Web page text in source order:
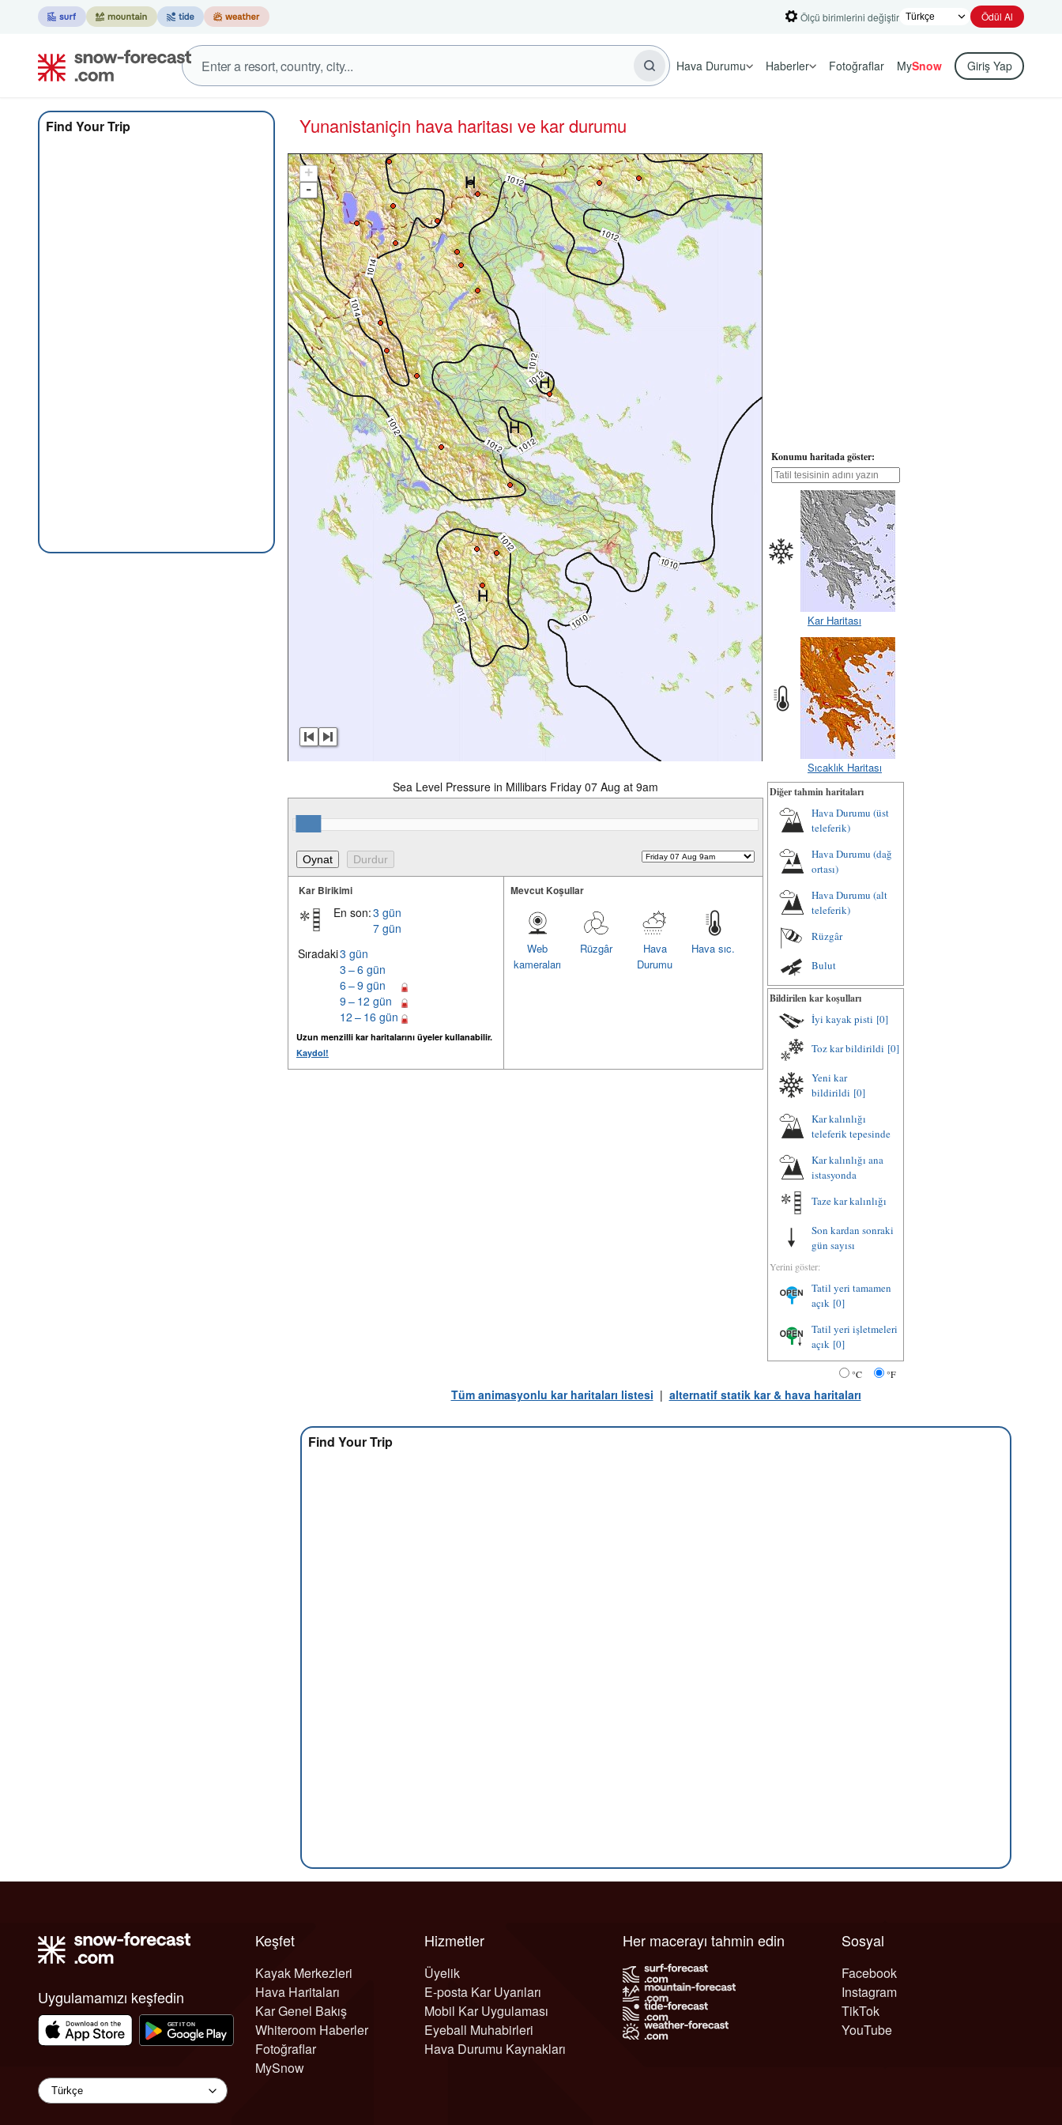
Ölçü birimlerini değiştir Ödül Al
Hava Durumu Haberler Fotoğraflar MySnow Giriş Yap
Find Your Trip Yunanistaniçin hava haritası ve kar durumu
+
-
Sea Level Pressure in Millibars Friday 07 Aug at 9am
Kar Birikimi
En son:3 gün
7 gün
Sıradaki3 gün
3 – 6 gün
6 – 9 gün
9 – 12 gün
12 – 16 gün
Uzun menzilli kar haritalarını üyeler kullanabilir.
Kaydol!
Mevcut Koşullar
Hava sıc.
Hava
Durumu
Rüzgâr
Web
kameraları
Konumu haritada göster:
Kar Haritası
Sıcaklık Haritası
Diğer tahmin haritaları
Hava Durumu (üst
teleferik)
Hava Durumu (dağ
ortası)
Hava Durumu (alt
teleferik)
Rüzgâr
Bulut
Bildirilen kar koşulları
İyi kayak pisti [0]
Toz kar bildirildi [0]
Yeni kar
bildirildi [0]
Kar kalınlığı
teleferik tepesinde
Kar kalınlığı ana
istasyonda
Taze kar kalınlığı
Son kardan sonraki
gün sayısı
Yerini göster:
Tatil yeri tamamen
açık [0]
Tatil yeri işletmeleri
açık [0]
°C °F
Tüm animasyonlu kar haritaları listesi | alternatif statik kar & hava haritaları
Find Your Trip
Uygulamamızı keşfedin
Keşfet
Kayak Merkezleri
Hava Haritaları
Kar Genel Bakış
Whiteroom Haberler
Fotoğraflar
MySnow
Hizmetler
Üyelik
E-posta Kar Uyarıları
Mobil Kar Uygulaması
Eyeball Muhabirleri
Hava Durumu Kaynakları
Sosyal
Facebook
Instagram
TikTok
YouTube
Her macerayı tahmin edin